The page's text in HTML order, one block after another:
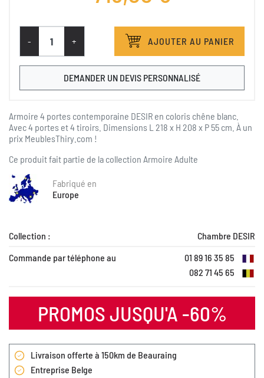
- + AJOUTER AU PANIER
DEMANDER UN DEVIS PERSONNALISÉ
Armoire 4 portes contemporaine DESIR en coloris chêne blanc.
Avec 4 portes et 4 tiroirs. Dimensions L 218 x H 208 x P 55 cm. À un
prix MeublesThiry.com !
Ce produit fait partie de la collection Armoire Adulte
Fabriqué en
Europe
Collection :
Chambre DESIR
Commande par téléphone au
01 89 16 35 85
082 71 45 65
PROMOS JUSQU'A -60%
Livraison offerte à 150km de Beauraing
Entreprise Belge